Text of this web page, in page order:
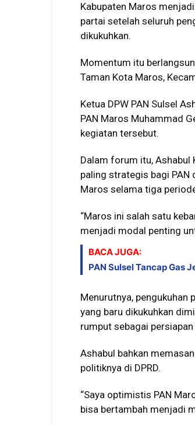
Kabupaten Maros
partai setelah seluruh
dikukuhkan.
Momentum itu
Taman Kota Maros,
Ketua DPW PAN Sulsel
PAN Maros Muhammad
kegiatan tersebut.
Dalam forum itu, Ashabul
paling strategis bagi PAN
Maros selama tiga
“Maros ini salah satu
menjadi modal penting
BACA JUGA:
PAN Sulsel Tancap Gas
Menurutnya, pengukuhan
yang baru dikukuhkan
rumput sebagai
Ashabul bahkan
politiknya di DPRD.
“Saya optimistis PAN
bisa bertambah menjadi